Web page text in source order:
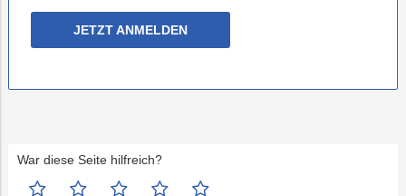
JETZT ANMELDEN
War diese Seite hilfreich?